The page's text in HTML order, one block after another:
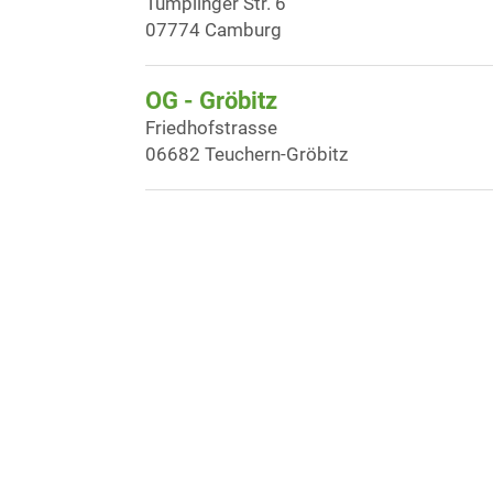
07774 Camburg
OG - Gröbitz
Friedhofstrasse
06682 Teuchern-Gröbitz